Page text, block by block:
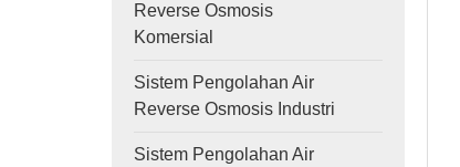
Reverse Osmosis
Komersial
Sistem Pengolahan Air
Reverse Osmosis Industri
Sistem Pengolahan Air